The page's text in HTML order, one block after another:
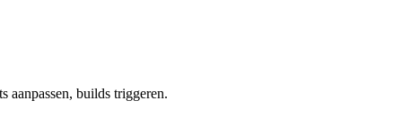
aanpassen, builds triggeren.